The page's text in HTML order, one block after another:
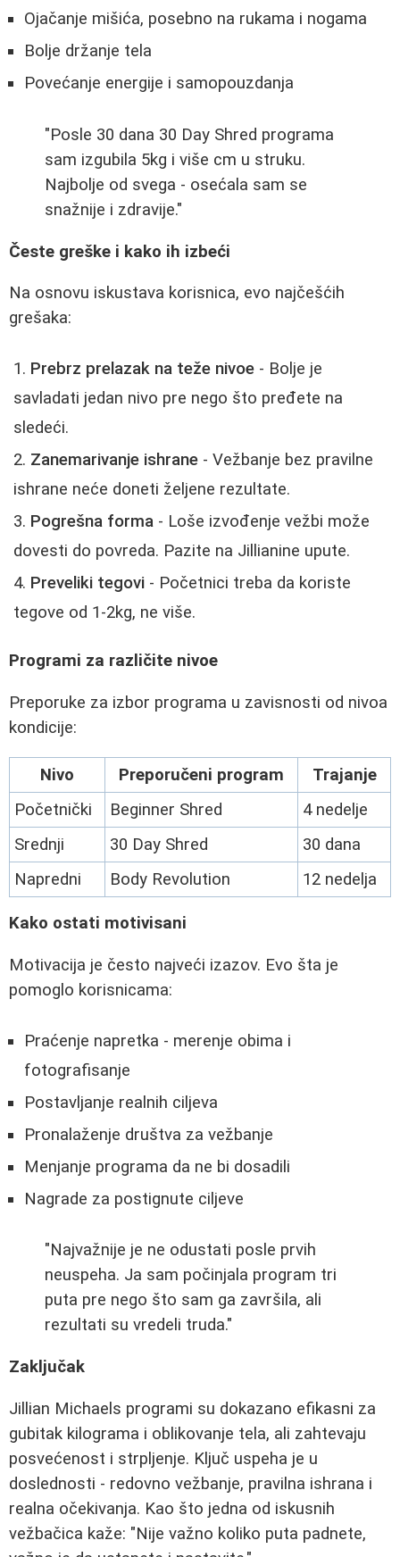
Ojačanje mišića, posebno na rukama i nogama
Bolje držanje tela
Povećanje energije i samopouzdanja
"Posle 30 dana 30 Day Shred programa
sam izgubila 5kg i više cm u struku.
Najbolje od svega - osećala sam se
snažnije i zdravije."
Česte greške i kako ih izbeći
Na osnovu iskustava korisnica, evo najčešćih
grešaka:
Prebrz prelazak na teže nivoe - Bolje je
savladati jedan nivo pre nego što pređete na
sledeći.
Zanemarivanje ishrane - Vežbanje bez pravilne
ishrane neće doneti željene rezultate.
Pogrešna forma - Loše izvođenje vežbi može
dovesti do povreda. Pazite na Jillianine upute.
Preveliki tegovi - Početnici treba da koriste
tegove od 1-2kg, ne više.
Programi za različite nivoe
Preporuke za izbor programa u zavisnosti od nivoa
kondicije:
Nivo Preporučeni program
Trajanje
Početnički
Beginner Shred
4 nedelje
Srednji
30 Day Shred
30 dana
Napredni
Body Revolution 12 nedelja
Kako ostati motivisani
Motivacija je često najveći izazov. Evo šta je
pomoglo korisnicama:
Praćenje napretka - merenje obima i
fotografisanje
Postavljanje realnih ciljeva
Pronalaženje društva za vežbanje
Menjanje programa da ne bi dosadili
Nagrade za postignute ciljeve
"Najvažnije je ne odustati posle prvih
neuspeha. Ja sam počinjala program tri
puta pre nego što sam ga završila, ali
rezultati su vredeli truda."
Zaključak
Jillian Michaels programi su dokazano efikasni za
gubitak kilograma i oblikovanje tela, ali zahtevaju
posvećenost i strpljenje. Ključ uspeha je u
doslednosti - redovno vežbanje, pravilna ishrana i
realna očekivanja. Kao što jedna od iskusnih
vežbačica kaže: "Nije važno koliko puta padnete,